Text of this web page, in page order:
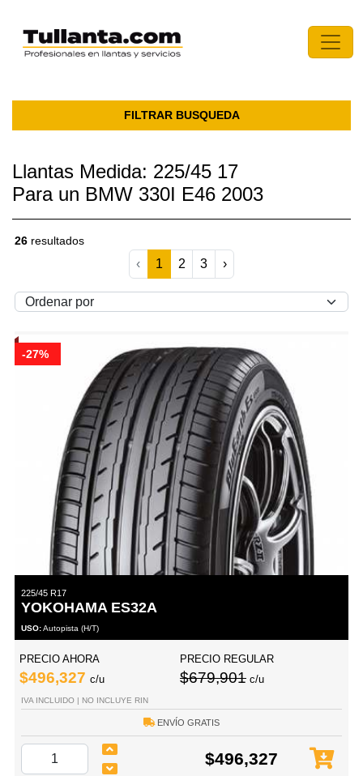
FILTRAR BUSQUEDA
Llantas Medida: 225/45 17
Para un BMW 330I E46 2003
26 resultados
‹ 1 2 3 ›
-27%
225/45 R17
YOKOHAMA ES32A
USO:Autopista (H/T)
PRECIO AHORA
$496,327 c/u
PRECIO REGULAR
$679,901 c/u
IVA INCLUIDO | NO INCLUYE RIN
ENVÍO GRATIS
$496,327